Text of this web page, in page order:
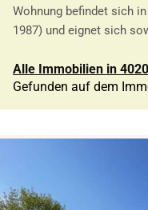
Wohnung befindet sich
1987) und eignet sich
Alle Immobilien in
Gefunden auf dem